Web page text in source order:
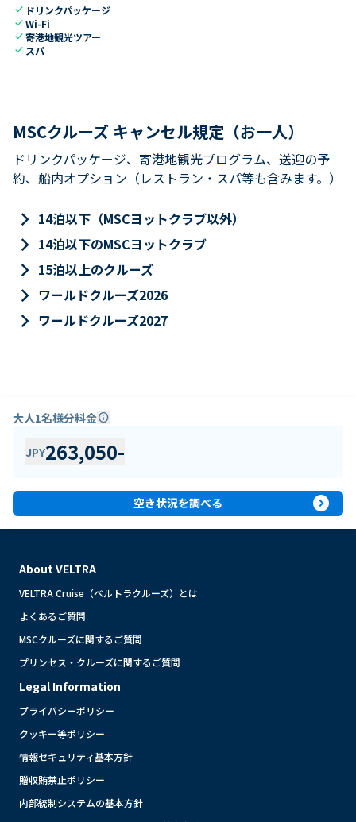
check ドリンクパッケージ
checkWi-Fi
check寄港地観光ツアー
check スパ
MSCクルーズ キャンセル規定（お一人）
ドリンクパッケージ、寄港地観光プログラム、送迎の予
約、船内オプション（レストラン・スパ等も含みます。）
keyboard_arrow_right 14泊以下（MSCヨットクラブ以外）
keyboard_arrow_right 14泊以下のMSCヨットクラブ
keyboard_arrow_right 15泊以上のクルーズ
keyboard_arrow_right ワールドクルーズ2026
keyboard_arrow_right ワールドクルーズ2027
大人1名様分料金info
JPY263,050-
空き状況を調べる expand_circle_right
About VELTRA
VELTRA Cruise（ベルトラクルーズ）とは
よくあるご質問
MSCクルーズに関するご質問
プリンセス・クルーズに関するご質問
Legal Information
プライバシーポリシー
クッキー等ポリシー
情報セキュリティ基本方針
贈収賄禁止ポリシー
内部統制システムの基本方針